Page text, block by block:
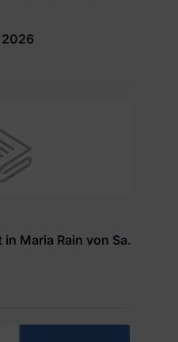
2026
Maria Rain von Sa.